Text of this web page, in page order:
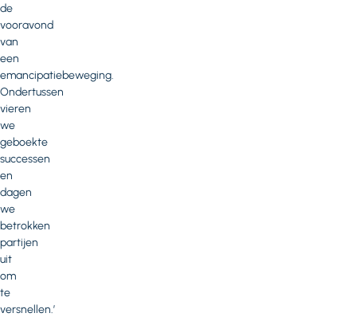
de
vooravond
van
een
emancipatiebeweging.
Ondertussen
vieren
we
geboekte
successen
en
dagen
we
betrokken
partijen
uit
om
te
versnellen.’